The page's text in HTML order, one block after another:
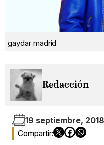
gaydar madrid
Redacción
19 septiembre, 2018